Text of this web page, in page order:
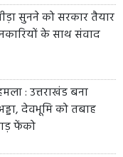
सुनने को सरकार तैयार
के साथ संवाद
: उत्तराखंड बना
देवभूमि को तबाह
फेंको